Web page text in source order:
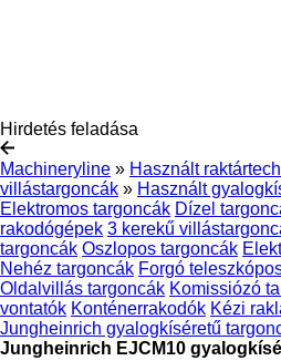
Hirdetés feladása
Machineryline » Használt
villástargoncák » Használt
Elektromos targoncák Dízel
rakodógépek 3 kerekű
targoncák Oszlopos targoncák
Nehéz targoncák Forgó
Oldalvillás targoncák Komissiózó
vontatók Konténerrakodók Kézi
Jungheinrich gyalogkíséretű
Jungheinrich EJCM10